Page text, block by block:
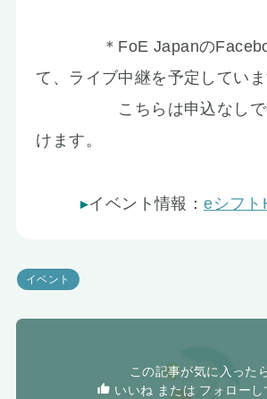
＊FoE Japanの
て、ライブ中継を予定していま
こちらは申込なしで視
けます。
イベント情報：eシフト
イベント
この記事が気に入った
いいね または フォローし